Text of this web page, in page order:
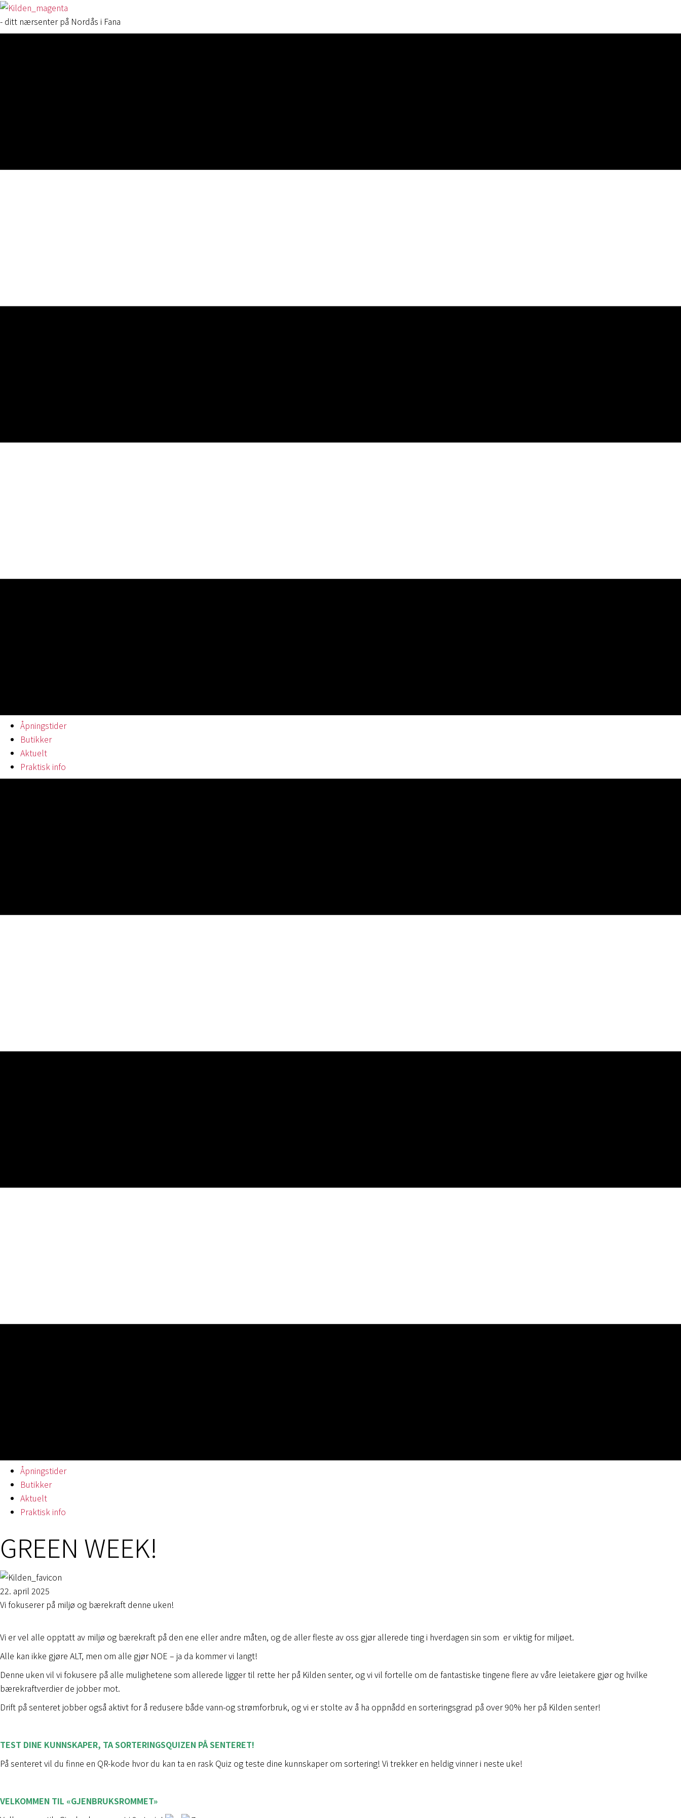
- ditt nærsenter på Nordås i Fana
Åpningstider
Butikker
Aktuelt
Praktisk info
Åpningstider
Butikker
Aktuelt
Praktisk info
GREEN WEEK!
22. april 2025
Vi fokuserer på miljø og bærekraft denne uken!
Vi er vel alle opptatt av miljø og bærekraft på den ene eller andre måten, og de aller fleste av oss gjør allerede ting i hverdagen sin som er viktig for miljøet.
Alle kan ikke gjøre ALT, men om alle gjør NOE – ja da kommer vi langt!
Denne uken vil vi fokusere på alle mulighetene som allerede ligger til rette her på Kilden senter, og vi vil fortelle om de fantastiske tingene flere av våre leietakere gjør og hvilke
bærekraftverdier de jobber mot.
Drift på senteret jobber også aktivt for å redusere både vann-og strømforbruk, og vi er stolte av å ha oppnådd en sorteringsgrad på over 90% her på Kilden senter!
TEST DINE KUNNSKAPER, TA SORTERINGSQUIZEN PÅ SENTERET!
På senteret vil du finne en QR-kode hvor du kan ta en rask Quiz og teste dine kunnskaper om sortering! Vi trekker en heldig vinner i neste uke!
VELKOMMEN TIL «GJENBRUKSROMMET»